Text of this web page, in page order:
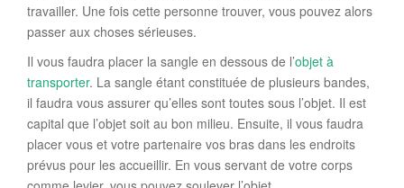
travailler. Une fois cette personne trouver, vous pouvez alors
passer aux choses sérieuses.
Il vous faudra placer la sangle en dessous de l’objet à
transporter. La sangle étant constituée de plusieurs bandes,
il faudra vous assurer qu’elles sont toutes sous l’objet. Il est
capital que l’objet soit au bon milieu. Ensuite, il vous faudra
placer vous et votre partenaire vos bras dans les endroits
prévus pour les accueillir. En vous servant de votre corps